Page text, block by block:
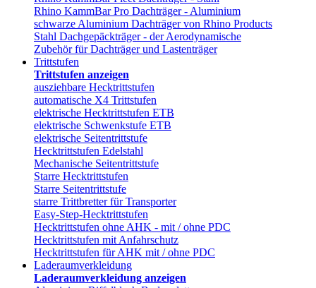
Rhino KammBar Pro Dachträger - Aluminium
schwarze Aluminium Dachträger von Rhino Products
Stahl Dachgepäckträger - der Aerodynamische
Zubehör für Dachträger und Lastenträger
Trittstufen
Trittstufen anzeigen
ausziehbare Hecktrittstufen
automatische X4 Trittstufen
elektrische Hecktrittstufen ETB
elektrische Schwenkstufe ETB
elektrische Seitentrittstufe
Hecktrittstufen Edelstahl
Mechanische Seitentrittstufe
Starre Hecktrittstufen
Starre Seitentrittstufe
starre Trittbretter für Transporter
Easy-Step-Hecktrittstufen
Hecktrittstufen ohne AHK - mit / ohne PDC
Hecktrittstufen mit Anfahrschutz
Hecktrittstufen für AHK mit / ohne PDC
Laderaumverkleidung
Laderaumverkleidung anzeigen